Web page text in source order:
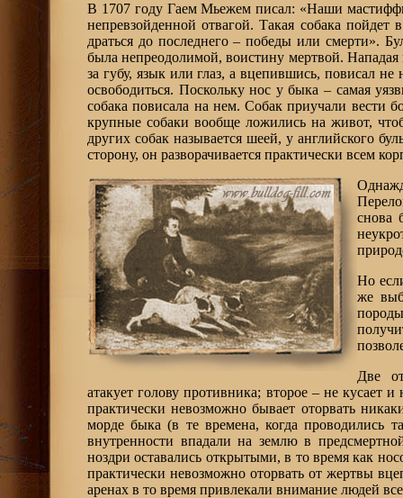
В 1707 году Гаем Мьежем писал: «Наши
непревзойденной отвагой. Такая собака
драться до последнего – победы или смерти».
была непреодолимой, воистину мертвой. Нападая
за губу, язык или глаз, а вцепившись, повисал
освободиться. Поскольку нос у быка – самая
собака повисала на нем. Собак приучали вести
крупные собаки вообще ложились на живот,
других собак называется шеей, у английского
сторону, он разворачивается практически всем
снова
Но
же
Две
атакует голову противника; второе – не кусает
практически невозможно бывает оторвать
морде быка (в те времена, когда проводились
внутренности впадали на землю в
ноздри оставались открытыми, в то время как
практически невозможно оторвать от жертвы
аренах в то время привлекали внимание людей